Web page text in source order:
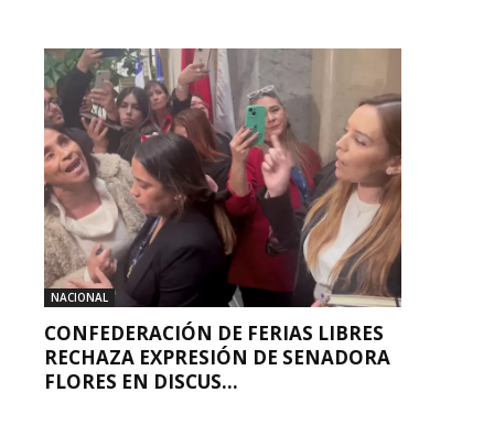
NACIONAL
CONFEDERACIÓN DE FERIAS LIBRES
RECHAZA EXPRESIÓN DE SENADORA
FLORES EN DISCUS...